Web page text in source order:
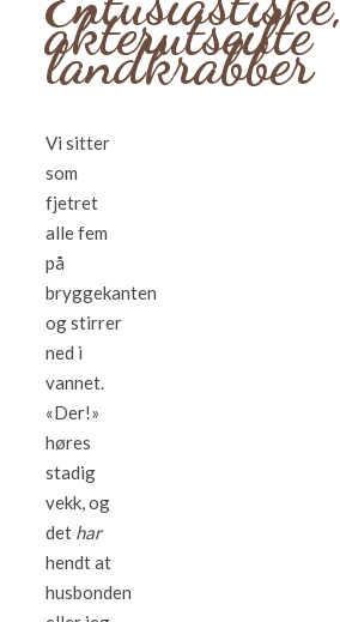
akterutseilte
landkrabber
Vi sitter
som
fjetret
alle fem
på
bryggekanten
og stirrer
ned i
vannet.
«Der!»
høres
stadig
vekk, og
det har
hendt at
husbonden